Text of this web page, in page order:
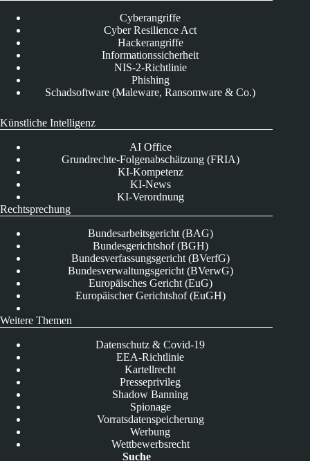
Cyberangriffe
Cyber Resilience Act
Hackerangriffe
Informationssicherheit
NIS-2-Richtlinie
Phishing
Schadsoftware (Maleware, Ransomware & Co.)
Künstliche Intelligenz
AI Office
Grundrechte-Folgenabschätzung (FRIA)
KI-Kompetenz
KI-News
KI-Verordnung
Rechtsprechung
Bundesarbeitsgericht (BAG)
Bundesgerichtshof (BGH)
Bundesverfassungsgericht (BVerfG)
Bundesverwaltungsgericht (BVerwG)
Europäisches Gericht (EuG)
Europäischer Gerichtshof (EuGH)
Weitere Themen
Datenschutz & Covid-19
EEA-Richtlinie
Kartellrecht
Presseprivileg
Shadow Banning
Spionage
Vorratsdatenspeicherung
Werbung
Wettbewerbsrecht
Suche